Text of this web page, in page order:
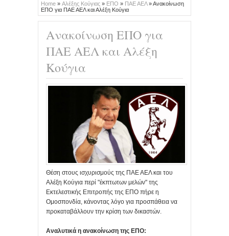
Home » Αλέξης Κούγιας » ΕΠΟ » ΠΑΕ ΑΕΛ»Ανακοίνωση
ΕΠΟ για ΠΑΕ ΑΕΛ και Αλέξη Κούγια
Ανακοίνωση ΕΠΟ για
ΠΑΕ ΑΕΛ και Αλέξη
Κούγια
Θέση στους ισχυρισμούς της ΠΑΕ ΑΕΛ και του
Αλέξη Κούγια περί "έκπτωτων μελών" της
Εκτελεστικής Επιτροπής της ΕΠΟ πήρε η
Ομοσπονδία, κάνοντας λόγο για προσπάθεια να
προκαταβάλλουν την κρίση των δικαστών.
Αναλυτικά η ανακοίνωση της ΕΠΟ: